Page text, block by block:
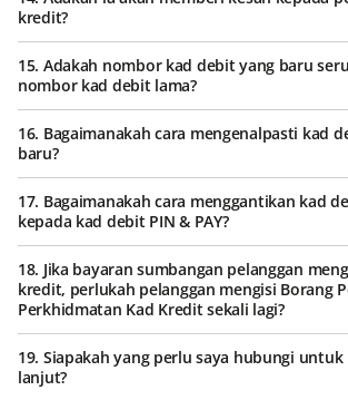
kredit?
15. Adakah nombor kad debit yang baru
nombor kad debit lama?
16. Bagaimanakah cara mengenalpasti kad
baru?
17. Bagaimanakah cara menggantikan kad
kepada kad debit PIN & PAY?
18. Jika bayaran sumbangan pelanggan
kredit, perlukah pelanggan mengisi Borang
Perkhidmatan Kad Kredit sekali lagi?
19. Siapakah yang perlu saya hubungi
lanjut?